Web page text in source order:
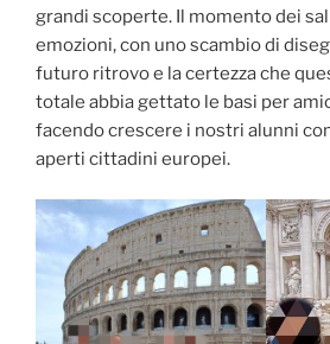
grandi scoperte. Il momento dei
emozioni, con uno scambio di
futuro ritrovo e la certezza che
totale abbia gettato le basi per
facendo crescere i nostri alunni
aperti cittadini europei.